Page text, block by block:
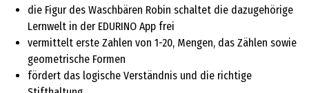
die Figur des Waschbären Robin schaltet die dazugehörige
Lernwelt in der EDURINO App frei
vermittelt erste Zahlen von 1-20, Mengen, das Zählen sowie
geometrische Formen
fördert das logische Verständnis und die richtige